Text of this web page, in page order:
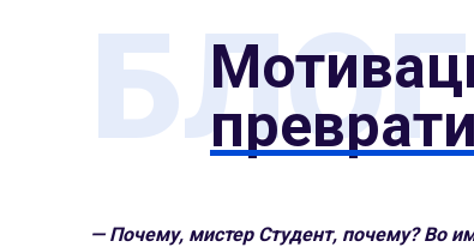
БЛОГ
— Почему, мистер Студент, почему? Во